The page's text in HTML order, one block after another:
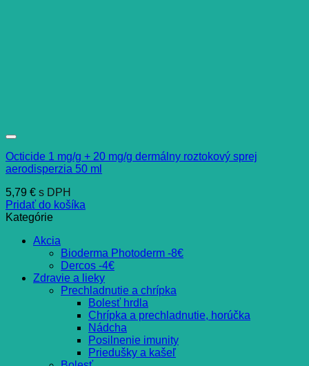
Octicide 1 mg/g + 20 mg/g dermálny roztokový sprej
aerodisperzia 50 ml
5,79 € s DPH
Pridať do košíka
Kategórie
Akcia
Bioderma Photoderm -8€
Dercos -4€
Zdravie a lieky
Prechladnutie a chrípka
Bolesť hrdla
Chrípka a prechladnutie, horúčka
Nádcha
Posilnenie imunity
Priedušky a kašeľ